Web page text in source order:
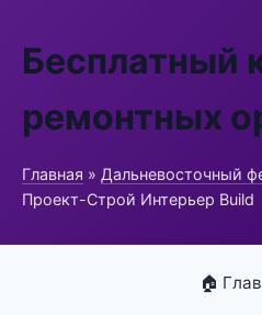
Бесплатный
ремонтных
Главная » Дальневосточный
Проект-Строй Интерьер Build
🏠